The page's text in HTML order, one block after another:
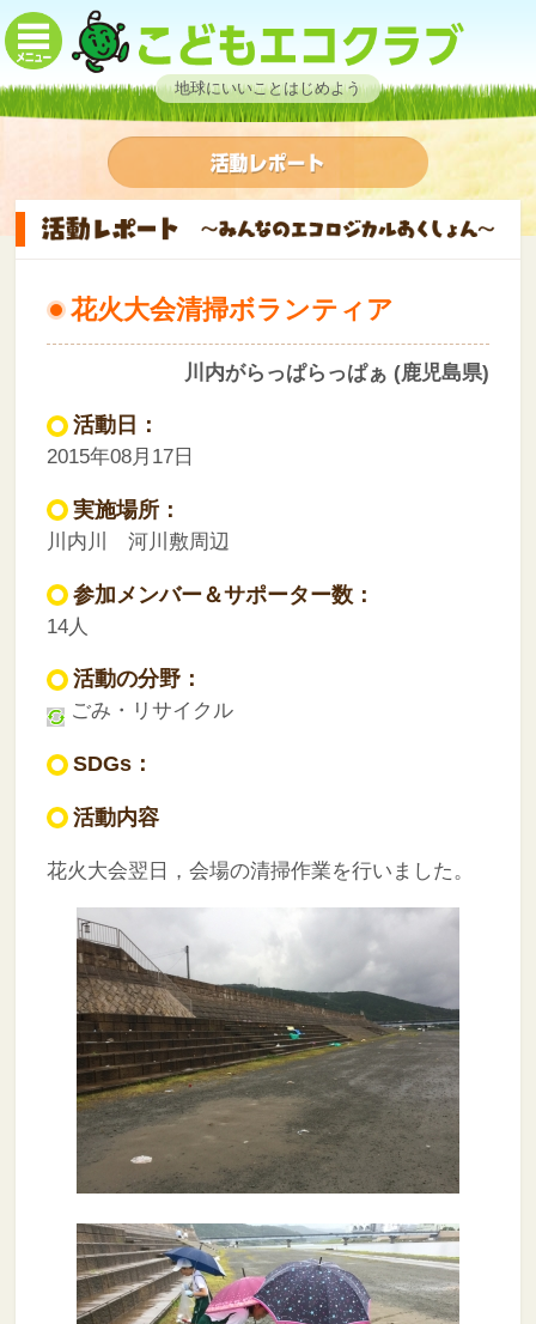
地球にいいことはじめよう
花火大会清掃ボランティア
川内がらっぱらっぱぁ (鹿児島県)
活動日：
2015年08月17日
実施場所：
川内川 河川敷周辺
参加メンバー＆サポーター数：
14人
活動の分野：
ごみ・リサイクル
SDGs：
活動内容
花火大会翌日，会場の清掃作業を行いました。